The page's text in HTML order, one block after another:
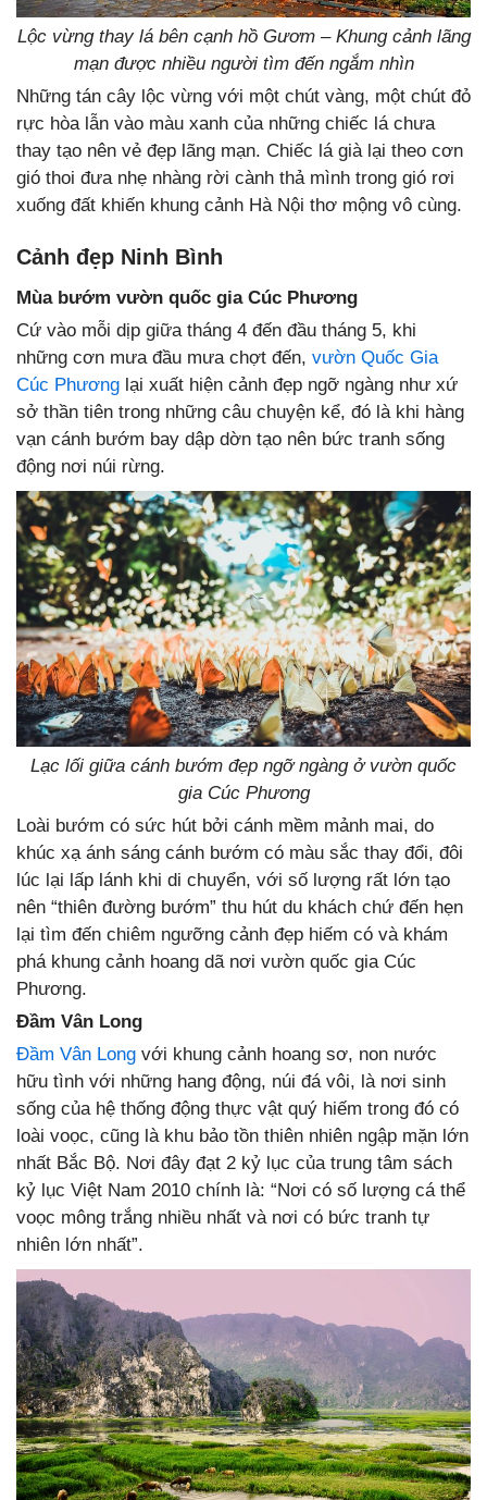
Lộc vừng thay lá bên cạnh hồ Gươm – Khung cảnh lãng
mạn được nhiều người tìm đến ngắm nhìn
Những tán cây lộc vừng với một chút vàng, một chút đỏ
rực hòa lẫn vào màu xanh của những chiếc lá chưa
thay tạo nên vẻ đẹp lãng mạn. Chiếc lá già lại theo cơn
gió thoi đưa nhẹ nhàng rời cành thả mình trong gió rơi
xuống đất khiến khung cảnh Hà Nội thơ mộng vô cùng.
Cảnh đẹp Ninh Bình
Mùa bướm vườn quốc gia Cúc Phương
Cứ vào mỗi dịp giữa tháng 4 đến đầu tháng 5, khi
những cơn mưa đầu mưa chợt đến, vườn Quốc Gia
Cúc Phương lại xuất hiện cảnh đẹp ngỡ ngàng như xứ
sở thần tiên trong những câu chuyện kể, đó là khi hàng
vạn cánh bướm bay dập dờn tạo nên bức tranh sống
động nơi núi rừng.
Lạc lối giữa cánh bướm đẹp ngỡ ngàng ở vườn quốc
gia Cúc Phương
Loài bướm có sức hút bởi cánh mềm mảnh mai, do
khúc xạ ánh sáng cánh bướm có màu sắc thay đổi, đôi
lúc lại lấp lánh khi di chuyển, với số lượng rất lớn tạo
nên “thiên đường bướm” thu hút du khách chứ đến hẹn
lại tìm đến chiêm ngưỡng cảnh đẹp hiếm có và khám
phá khung cảnh hoang dã nơi vườn quốc gia Cúc
Phương.
Đầm Vân Long
Đầm Vân Long với khung cảnh hoang sơ, non nước
hữu tình với những hang động, núi đá vôi, là nơi sinh
sống của hệ thống động thực vật quý hiếm trong đó có
loài voọc, cũng là khu bảo tồn thiên nhiên ngập mặn lớn
nhất Bắc Bộ. Nơi đây đạt 2 kỷ lục của trung tâm sách
kỷ lục Việt Nam 2010 chính là: “Nơi có số lượng cá thể
voọc mông trắng nhiều nhất và nơi có bức tranh tự
nhiên lớn nhất”.